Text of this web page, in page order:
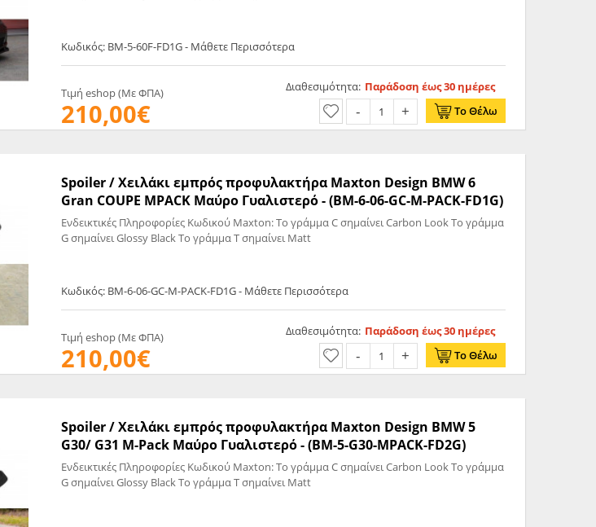
CUPRA
ΚΆΛΥΜΜΑ
ΨΕΥΤΟΚΆΠΑΚΟΥ
ΒΆΣΕΙΣ ΜΗΧΑΝΉΣ
Κωδικός: BM-5-60F-FD1G - Μάθετε Περισσότερα
Τιμή eshop (Με ΦΠΑ)
210,00€
Διαθεσιμότητα: Παράδοση έως 30 ημέρες
Το Θέλω
Spoiler / Χειλάκι εμπρός προφυλακτήρα Maxton Design BMW 6
Gran COUPE MPACK Μαύρο Γυαλιστερό - (BM-6-06-GC-M-PACK-FD1G)
Ενδεικτικές Πληροφορίες Κωδικού Maxton: Το γράμμα C σημαίνει Carbon Look Το γράμμα
G σημαίνει Glossy Black Το γράμμα T σημαίνει Matt
Κωδικός: BM-6-06-GC-M-PACK-FD1G - Μάθετε Περισσότερα
Τιμή eshop (Με ΦΠΑ)
210,00€
Διαθεσιμότητα: Παράδοση έως 30 ημέρες
Το Θέλω
Spoiler / Χειλάκι εμπρός προφυλακτήρα Maxton Design BMW 5
G30/ G31 M-Pack Μαύρο Γυαλιστερό - (BM-5-G30-MPACK-FD2G)
Ενδεικτικές Πληροφορίες Κωδικού Maxton: Το γράμμα C σημαίνει Carbon Look Το γράμμα
G σημαίνει Glossy Black Το γράμμα T σημαίνει Matt